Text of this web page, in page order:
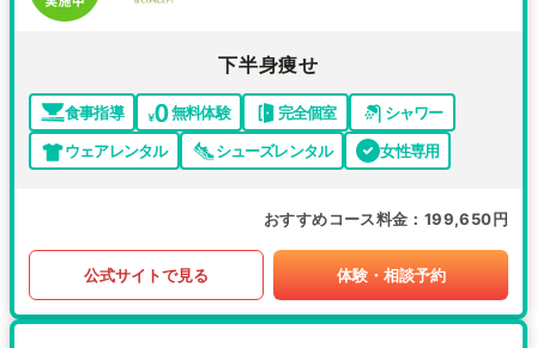
下半身痩せ
食事指導 無料体験 完全個室
シャワー
ウェアレンタル
シューズレンタル 女性専用
おすすめコース料金 199,650円
公式サイトで見る 体験・相談予約